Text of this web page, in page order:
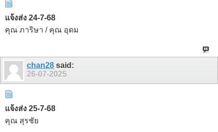
แจ้งส่ง 24-7-68
คุณ ภาริษา / คุณ อุดม
chan28 said:
26-07-2025
แจ้งส่ง 25-7-68
คุณ สุรชัย